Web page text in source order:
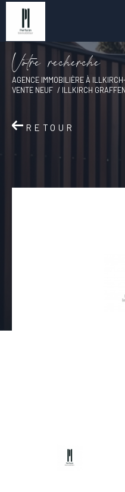
Votre recherche
AGENCE IMMOBILIÈRE À
VENTE NEUF
ILLKIRCH
RETOUR